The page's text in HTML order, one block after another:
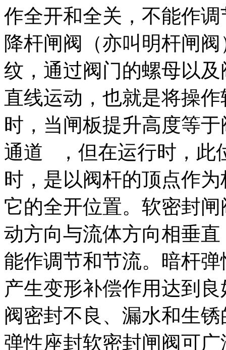
作全开和全关，不能作
降杆闸阀（亦叫明杆闸
纹，通过阀门的螺母以
直线运动，也就是将操
时，当闸板提升高度等
通道 ，但在运行时，此
时，是以阀杆的顶点作
它的全开位置。软密封
动方向与流体方向相垂
能作调节和节流。暗杆
产生变形补偿作用达到
阀密封不良、漏水和生
弹性座封软密封闸阀可